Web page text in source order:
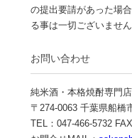
の提出要請があった場
る事は一切ございません
お問い合わせ
純米酒・本格焼酎専門
〒274-0063 千葉県船橋
TEL：047-466-5732